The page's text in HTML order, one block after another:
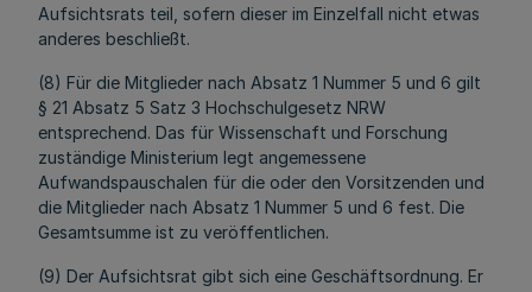
Aufsichtsrats teil, sofern dieser im Einzelfall nicht etwas
anderes beschließt.
(8) Für die Mitglieder nach Absatz 1 Nummer 5 und 6 gilt
§ 21 Absatz 5 Satz 3 Hochschulgesetz NRW
entsprechend. Das für Wissenschaft und Forschung
zuständige Ministerium legt angemessene
Aufwandspauschalen für die oder den Vorsitzenden und
die Mitglieder nach Absatz 1 Nummer 5 und 6 fest. Die
Gesamtsumme ist zu veröffentlichen.
(9) Der Aufsichtsrat gibt sich eine Geschäftsordnung. Er